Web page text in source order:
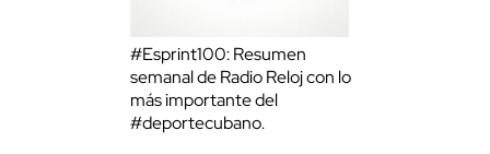
#Esprint100: Resumen
semanal de Radio Reloj con lo
más importante del
#deportecubano.